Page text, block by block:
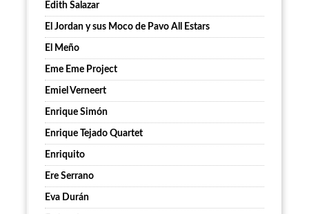
Edith Salazar
El Jordan y sus Moco de Pavo All Estars
El Meño
Eme Eme Project
Emiel Verneert
Enrique Simón
Enrique Tejado Quartet
Enriquito
Ere Serrano
Eva Durán